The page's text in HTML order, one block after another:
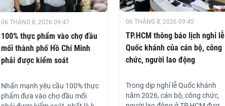
Nguyễn Công Danh, Thành ủy
viên, Ủy viên Thường trực HĐND
Thành phố, Trưởng Ban Kinh tế
- Ngân sách HĐND Thành phố
chủ trì.
06 THÁNG 8, 2026 09:47
100% thực phẩm vào chợ đầu
mối thành phố Hồ Chí Minh
phải được kiểm soát
Nhấn mạnh yêu cầu 100% thực
phẩm đưa vào chợ đầu mối
06 THÁNG 8, 2026 09:45
TP.HCM thông báo lịch nghỉ lễ
Quốc khánh của cán bộ, công
chức, người lao động
Trong dịp nghỉ lễ Quốc khánh
năm 2026, cán bộ, công chức,